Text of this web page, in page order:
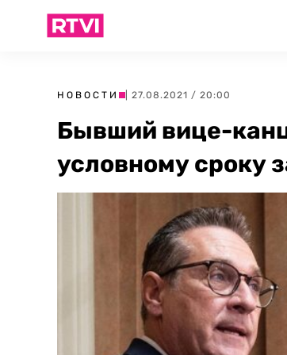
НОВОСТИ | 27.08.2021 / 20:00
Бывший вице-
условному сроку